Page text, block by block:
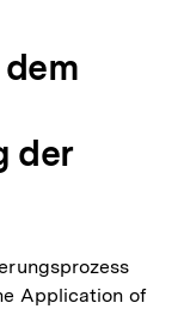
der
Application of